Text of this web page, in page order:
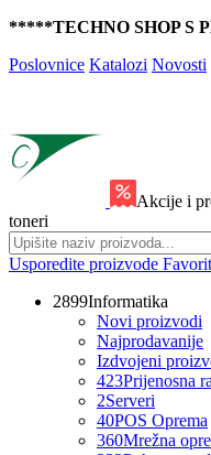
*****TECHNO SHOP S
Poslovnice Katalozi Novosti
Akcije i
toneri
Usporedite proizvode
2899Informatika
Novi proizvodi
Najprodavanije
Izdvojeni
423Prijenosna
2Serveri
40POS Oprema
360Mrežna